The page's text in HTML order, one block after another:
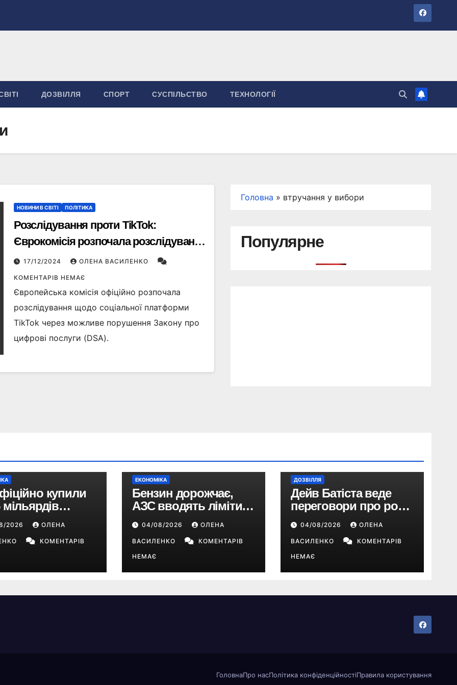
ДОЗВІЛЛЯ СПОРТ СУСПІЛЬСТВО ТЕХНОЛОГІЇ
НОВИНИ В СВІТІ ПОЛІТИКА
Розслідування проти TikTok:
Єврокомісія розпочала розслідування
через можливі порушення DSA
17/12/2024 ОЛЕНА ВАСИЛЕНКО
КОМЕНТАРІВ НЕМАЄ
Європейська комісія офіційно розпочала
розслідування щодо соціальної платформи
TikTok через можливе порушення Закону про
цифрові послуги (DSA).
Головна » втручання у вибори
Популярне
купили
мільярдів
що буде з EA
FC, Battlefield і
2026 ОЛЕНА
КОМЕНТАРІВ
ЕКОНОМІКА
Бензин дорожчає,
АЗС вводять ліміти:
чи буде в Україні
дефіцит пального
04/08/2026 ОЛЕНА
ВАСИЛЕНКО
КОМЕНТАРІВ
НЕМАЄ
ДОЗВІЛЛЯ
Дейв Батіста веде
переговори про роль
Кратоса в серіалі
«God of War» від
Amazon
04/08/2026 ОЛЕНА
ВАСИЛЕНКО
КОМЕНТАРІВ
НЕМАЄ
ГоловнаПро насПолітика конфіденційностіПравила користування